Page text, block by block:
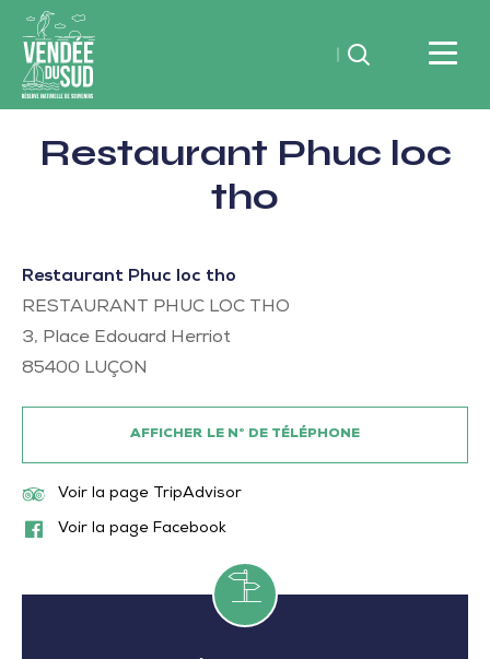
Vendée
souvenirs
Rechercher
Restaurant Phuc loc
tho
Restaurant Phuc loc tho
RESTAURANT PHUC LOC THO
3, Place Edouard Herriot
85400 LUÇON
AFFICHER LE N° DE TÉLÉPHONE
Voir la page TripAdvisor
Voir la page Facebook